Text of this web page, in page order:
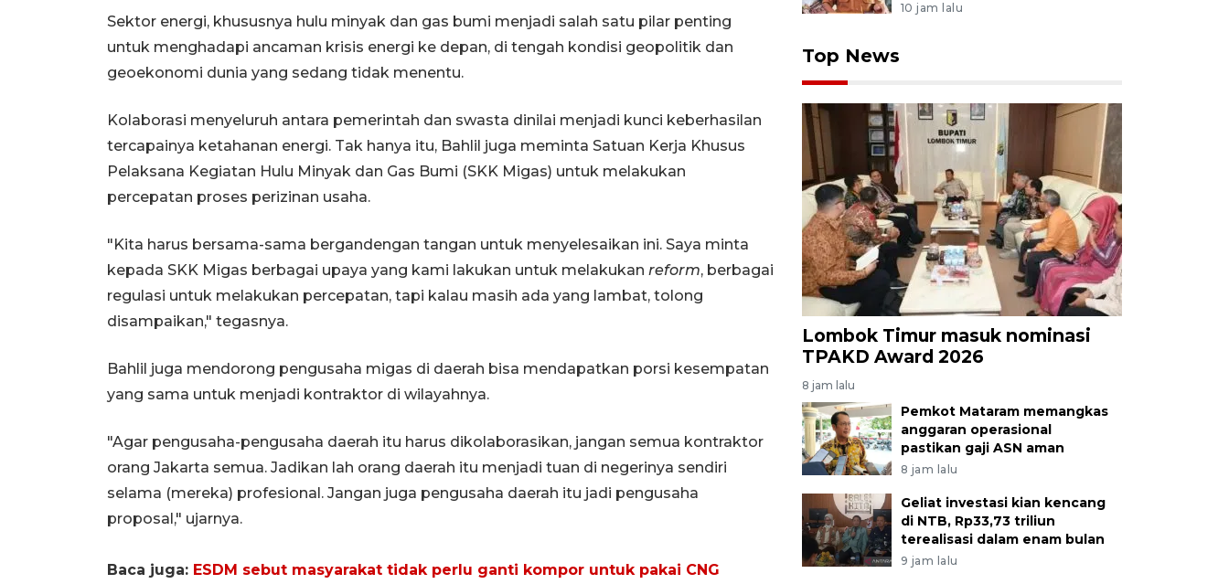
Sektor energi, khususnya hulu minyak dan gas bumi menjadi salah satu pilar penting
untuk menghadapi ancaman krisis energi ke depan, di tengah kondisi geopolitik dan
geoekonomi dunia yang sedang tidak menentu.
Kolaborasi menyeluruh antara pemerintah dan swasta dinilai menjadi kunci keberhasilan
tercapainya ketahanan energi. Tak hanya itu, Bahlil juga meminta Satuan Kerja Khusus
Pelaksana Kegiatan Hulu Minyak dan Gas Bumi (SKK Migas) untuk melakukan
percepatan proses perizinan usaha.
"Kita harus bersama-sama bergandengan tangan untuk menyelesaikan ini. Saya minta
kepada SKK Migas berbagai upaya yang kami lakukan untuk melakukan reform, berbagai
regulasi untuk melakukan percepatan, tapi kalau masih ada yang lambat, tolong
disampaikan," tegasnya.
Bahlil juga mendorong pengusaha migas di daerah bisa mendapatkan porsi kesempatan
yang sama untuk menjadi kontraktor di wilayahnya.
"Agar pengusaha-pengusaha daerah itu harus dikolaborasikan, jangan semua kontraktor
orang Jakarta semua. Jadikan lah orang daerah itu menjadi tuan di negerinya sendiri
selama (mereka) profesional. Jangan juga pengusaha daerah itu jadi pengusaha
proposal," ujarnya.
Baca juga: ESDM sebut masyarakat tidak perlu ganti kompor untuk pakai CNG
10 jam lalu
Top News
Lombok Timur masuk nominasi
TPAKD Award 2026
8 jam lalu
Pemkot Mataram memangkas
anggaran operasional
pastikan gaji ASN aman
8 jam lalu
Geliat investasi kian kencang
di NTB, Rp33,73 triliun
terealisasi dalam enam bulan
9 jam lalu